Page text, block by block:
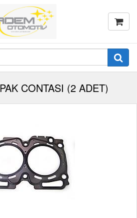
CONTASI (2 ADET)